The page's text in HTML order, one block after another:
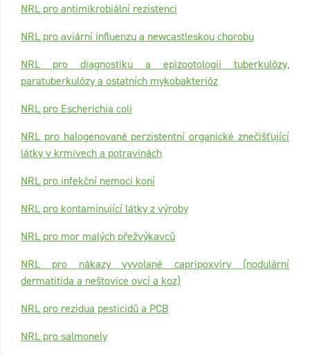
NRL pro antimikrobiální rezistenci
NRL pro aviární influenzu a newcastleskou chorobu
NRL pro diagnostiku a epizootologii tuberkulózy,
paratuberkulózy a ostatních mykobakterióz
NRL pro Escherichia coli
NRL pro halogenované perzistentní organické znečišťující
látky v krmivech a potravinách
NRL pro infekční nemoci koní
NRL pro kontaminující látky z výroby
NRL pro mor malých přežvýkavců
NRL pro nákazy vyvolané capripoxviry (nodulární
dermatitida a neštovice ovcí a koz)
NRL pro rezidua pesticidů a PCB
NRL pro salmonely